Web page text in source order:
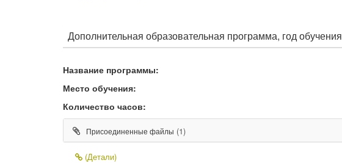
Дополнительная образовательная программа, год обучения
Название программы:
Место обучения:
Количество часов:
Присоединенные файлы (1)
(Детали)